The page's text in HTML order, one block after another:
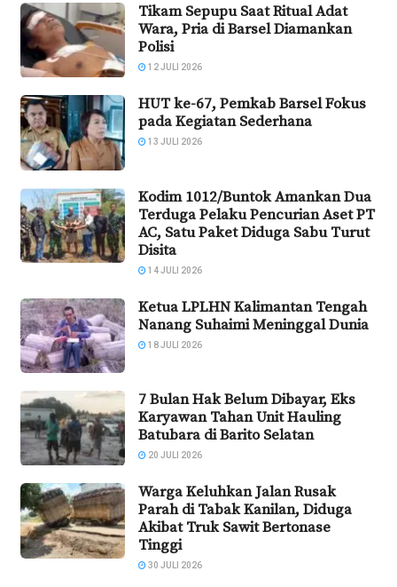
Tikam Sepupu Saat Ritual Adat
Wara, Pria di Barsel Diamankan
Polisi
12 JULI 2026
HUT ke-67, Pemkab Barsel Fokus
pada Kegiatan Sederhana
13 JULI 2026
Kodim 1012/Buntok Amankan Dua
Terduga Pelaku Pencurian Aset PT
AC, Satu Paket Diduga Sabu Turut
Disita
14 JULI 2026
Ketua LPLHN Kalimantan Tengah
Nanang Suhaimi Meninggal Dunia
18 JULI 2026
7 Bulan Hak Belum Dibayar, Eks
Karyawan Tahan Unit Hauling
Batubara di Barito Selatan
20 JULI 2026
Warga Keluhkan Jalan Rusak
Parah di Tabak Kanilan, Diduga
Akibat Truk Sawit Bertonase
Tinggi
30 JULI 2026